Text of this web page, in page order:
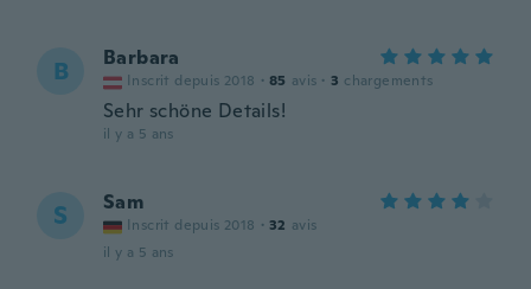
B Barbara
Inscrit depuis 2018 · 85 avis · 3 chargements
Sehr schöne Details!
il y a 5 ans
S Sam
Inscrit depuis 2018 · 32 avis
il y a 5 ans